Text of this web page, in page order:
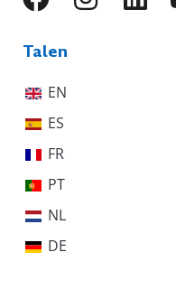
Talen
EN
ES
FR
PT
NL
DE